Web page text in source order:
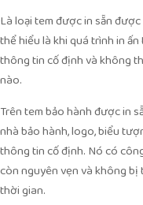
Là loại tem được in sẵn
thể hiểu là khi quá trình in
thông tin cố định và không
nào.
Trên tem bảo hành được in
nhà bảo hành, logo, biểu
thông tin cố định. Nó có
còn nguyên vẹn và không
thời gian.